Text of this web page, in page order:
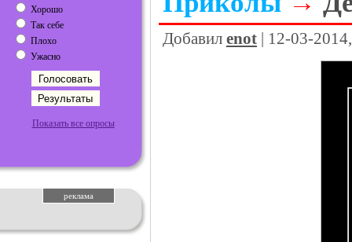
Хорошо
Так себе
Плохо
Ужасно
Показать все опросы
реклама
Добавил enot | 12-03-